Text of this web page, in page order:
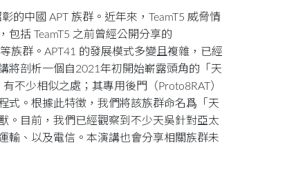
的中國 APT 族群。近年來，TeamT5 威脅情
括 TeamT5 之前曾經公開分享的
族群。APT41 的發展模式多變且複雜，已經
將剖析一個自2021年初開始嶄露頭角的「天
不少相似之處；其專用後門（Proto8RAT）
式。根據此特徵，我們將該族群命名爲「天
。目前，我們已經觀察到不少天吳針對亞太
輸、以及電信。本演講也會分享相關族群未